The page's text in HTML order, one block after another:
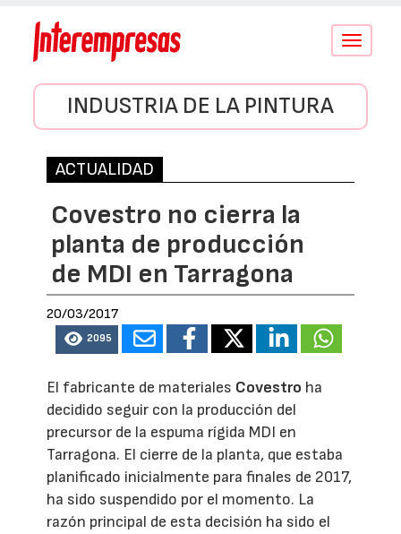
Conmutar
INDUSTRIA DE LA PINTURA
ACTUALIDAD
Covestro no cierra la
planta de producción
de MDI en Tarragona
20/03/2017
2095
El fabricante de materiales Covestro ha
decidido seguir con la producción del
precursor de la espuma rígida MDI en
Tarragona. El cierre de la planta, que estaba
planificado inicialmente para finales de 2017,
ha sido suspendido por el momento. La
razón principal de esta decisión ha sido el